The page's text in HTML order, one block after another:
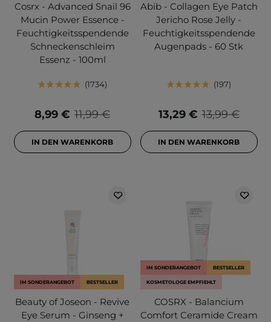
Cosrx - Advanced Snail 96
Mucin Power Essence -
Feuchtigkeitsspendende
Schneckenschleim
Essenz - 100ml
1734
11,99 €
8,99 €
IN DEN WARENKORB
Abib - Collagen Eye Patch
Jericho Rose Jelly -
Feuchtigkeitsspendende
Augenpads - 60 Stk
197
13,99 €
13,29 €
IN DEN WARENKORB
IM SONDERANGEBOT BESTSELLER
Beauty of Joseon - Revive
Eye Serum - Ginseng +
IM SONDERANGEBOT BESTSELLER
KOSMETOLOGE EMPFIEHLT
COSRX - Balancium
Comfort Ceramide Cream